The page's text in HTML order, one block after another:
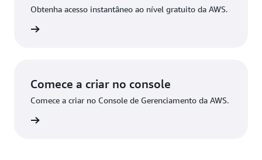
Obtenha acesso instantâneo ao nível gratuito da AWS.
Comece a criar no console
Comece a criar no Console de Gerenciamento da AWS.